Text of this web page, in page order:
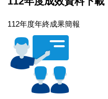
112年度年終成果簡報